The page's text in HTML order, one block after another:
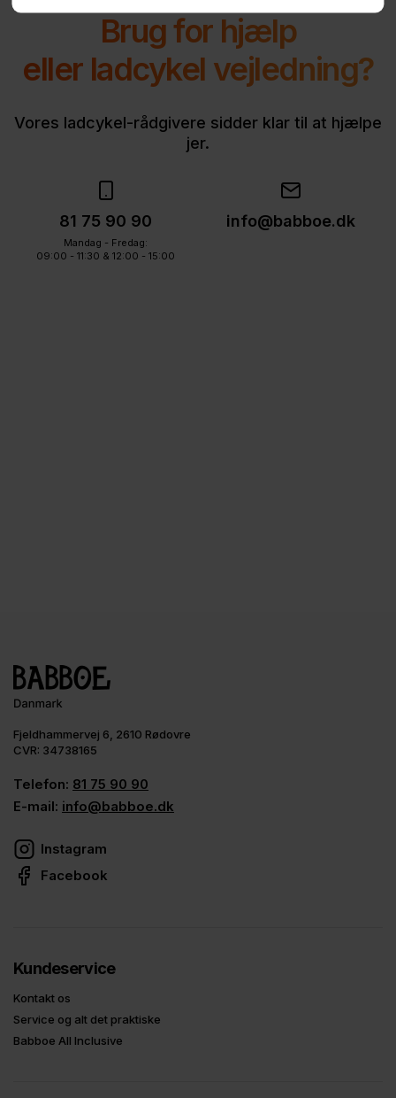
Brug for hjælp
eller ladcykel vejledning?
Vores ladcykel-rådgivere sidder klar til at hjælpe
jer.
81 75 90 90
Mandag - Fredag:
09:00 - 11:30 & 12:00 - 15:00
info@babboe.dk
Fjeldhammervej 6, 2610 Rødovre
CVR: 34738165
Telefon: 81 75 90 90
E-mail: info@babboe.dk
Instagram
Facebook
Kundeservice
Kontakt os
Service og alt det praktiske
Babboe All Inclusive